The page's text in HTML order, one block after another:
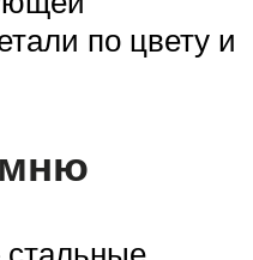
по цвету и